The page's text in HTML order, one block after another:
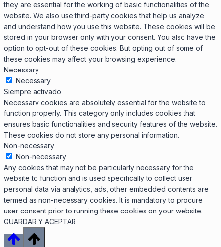
they are essential for the working of basic functionalities of the
website. We also use third-party cookies that help us analyze
and understand how you use this website. These cookies will be
stored in your browser only with your consent. You also have the
option to opt-out of these cookies. But opting out of some of
these cookies may affect your browsing experience.
Necessary
Necessary
Siempre activado
Necessary cookies are absolutely essential for the website to
function properly. This category only includes cookies that
ensures basic functionalities and security features of the website.
These cookies do not store any personal information.
Non-necessary
Non-necessary
Any cookies that may not be particularly necessary for the
website to function and is used specifically to collect user
personal data via analytics, ads, other embedded contents are
termed as non-necessary cookies. It is mandatory to procure
user consent prior to running these cookies on your website.
GUARDAR Y ACEPTAR